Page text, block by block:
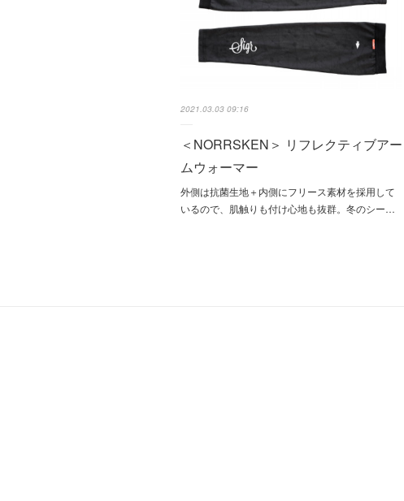
2021.03.03 09:16
＜NORRSKEN＞ リフレクティブアー
ムウォーマー
外側は抗菌生地＋内側にフリース素材を採用して
いるので、肌触りも付け心地も抜群。冬のシー…